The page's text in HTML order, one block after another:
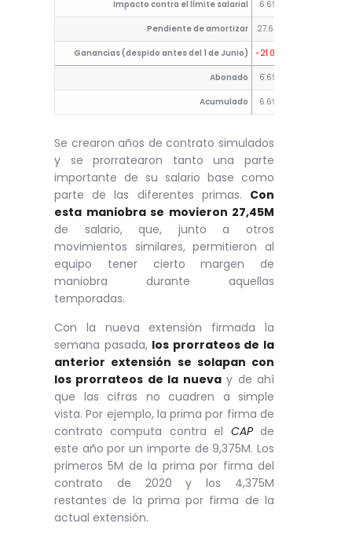
Impacto contra el límite salarial 6.690.000
Pendiente de amortizar 27.690.000
Ganancias (despido antes del 1 de Junio) -21.000.000
Abonado 6.690.000
Acumulado 6.690.000
Se crearon años de contrato simulados
y se prorratearon tanto una parte
importante de su salario base como
parte de las diferentes primas. Con
esta maniobra se movieron 27,45M
de salario, que, junto a otros
movimientos similares, permitieron al
equipo tener cierto margen de
maniobra durante aquellas
temporadas.
Con la nueva extensión firmada la
semana pasada, los prorrateos de la
anterior extensión se solapan con
los prorrateos de la nuevay de ahí
que las cifras no cuadren a simple
vista. Por ejemplo, la prima por firma de
contrato computa contra el CAPde
este año por un importe de 9,375M. Los
primeros 5M de la prima por firma del
contrato de 2020 y los 4,375M
restantes de la prima por firma de la
actual extensión.